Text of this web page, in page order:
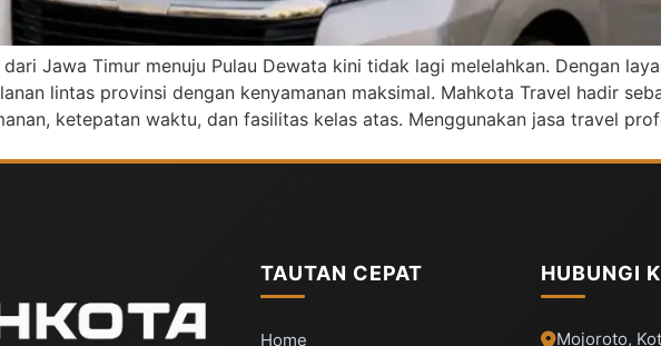
dari Jawa Timur menuju Pulau Dewata kini tidak lagi melelahkan. Dengan
lintas provinsi dengan kenyamanan maksimal. Mahkota Travel hadir
ketepatan waktu, dan fasilitas kelas atas. Menggunakan jasa travel
TAUTAN CEPAT
Home
HUBUNGI
Mojoroto,